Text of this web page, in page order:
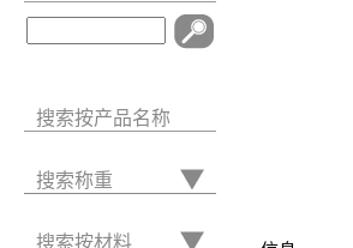
搜索按产品名称
搜索称重
搜索按材料